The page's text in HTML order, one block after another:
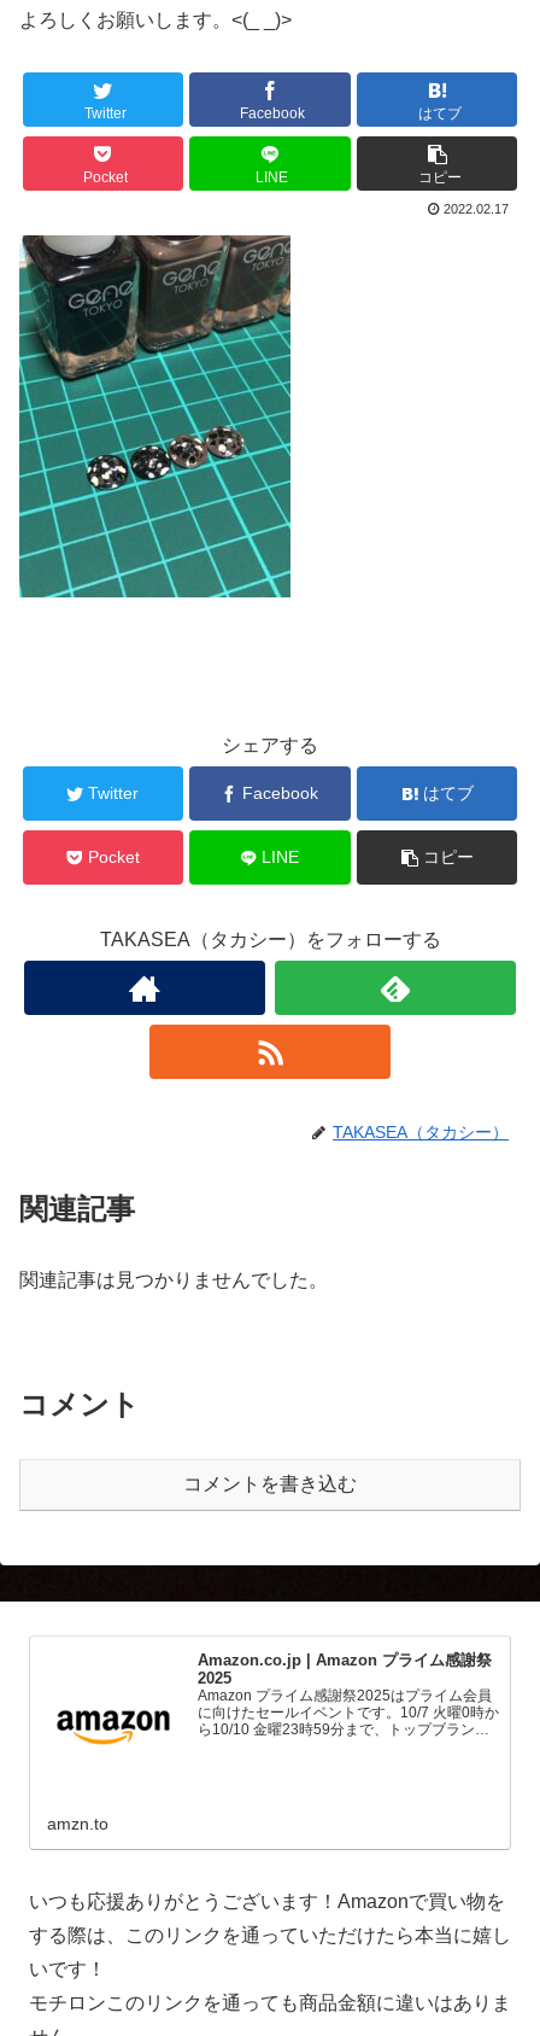
よろしくお願いします。<(_ _)>
Twitter Facebook はてブ
Pocket LINE コピー
2022.02.17
シェアする
Twitter Facebook はてブ
Pocket LINE コピー
TAKASEA（タカシー）をフォローする
TAKASEA（タカシー）
関連記事
関連記事は見つかりませんでした。
コメント
コメントを書き込む
Amazon.co.jp | Amazon プライム感謝祭
2025
Amazon プライム感謝祭2025はプライム会員
に向けたセールイベントです。10/7 火曜0時か
ら10/10 金曜23時59分まで、トップブランド
amzn.to
いつも応援ありがとうございます！Amazonで買い物を
する際は、このリンクを通っていただけたら本当に嬉し
いです！
モチロンこのリンクを通っても商品金額に違いはありま